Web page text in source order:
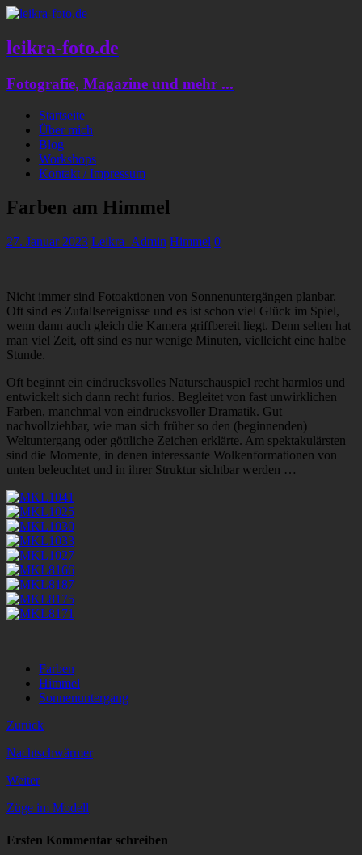
leikra-foto.de
Fotografie, Magazine und mehr ...
Startseite
Über mich
Blog
Workshops
Kontakt / Impressum
Farben am Himmel
27. Januar 2023 Leikra_Admin Himmel 0
Nicht immer sind Fotoaktionen von Sonnenuntergängen planbar.
Oft sind es Zufallsereignisse und es ist schon viel Glück im Spiel,
wenn dann auch gleich die Kamera griffbereit liegt. Denn selten hat
man viel Zeit, oft sind es nur wenige Minuten, vielleicht eine halbe
Stunde.
Oft beginnt ein eindrucksvolles Naturschauspiel recht harmlos und
entwickelt sich dann recht furios. Begleitet von fast unwirklichen
Farben, manchmal von eindrucksvoller Dramatik. Gut
nachvollziehbar, wie man sich früher so den (beginnenden)
Weltuntergang oder göttliche Zeichen erklärte. Am spektakulärsten
sind die Momente, in denen interessante Wolkenformationen von
unten beleuchtet und in ihrer Struktur sichtbar werden …
Farben
Himmel
Sonnenuntergang
Zurück
Nachtschwärmer
Weiter
Züge im Modell
Ersten Kommentar schreiben